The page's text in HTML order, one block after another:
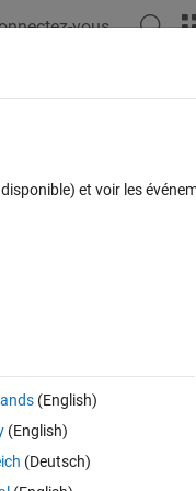
vous
attempts to enter a
keystrokes, the minus
et voir les
(English)
(English)
(Deutsch)